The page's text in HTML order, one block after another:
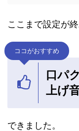
ここまで設定が終
ココがおすすめ
口パ
上げ
できました。